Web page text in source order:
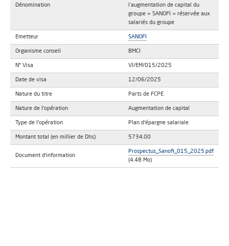
Dénomination
l’augmentation de capital du
groupe « SANOFI » réservée aux
salariés du groupe
Emetteur SANOFI
Organisme conseil BMCI
N° Visa VI/EM/015/2025
Date de visa 12/06/2025
Nature du titre Parts de FCPE
Nature de l'opération Augmentation de capital
Type de l'opération Plan d'épargne salariale
Montant total (en millier de Dhs) 5734.00
Document d'information
Prospectus_Sanofi_015_2025.pdf
(4.48 Mo)